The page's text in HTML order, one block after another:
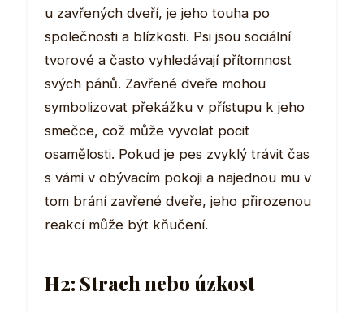
u zavřených dveří, je jeho touha po
společnosti a blízkosti. Psi jsou sociální
tvorové a často vyhledávají přítomnost
svých pánů. Zavřené dveře mohou
symbolizovat překážku v přístupu k jeho
smečce, což může vyvolat pocit
osamělosti. Pokud je pes zvyklý trávit čas
s vámi v obývacím pokoji a najednou mu v
tom brání zavřené dveře, jeho přirozenou
reakcí může být kňučení.
H2: Strach nebo úzkost